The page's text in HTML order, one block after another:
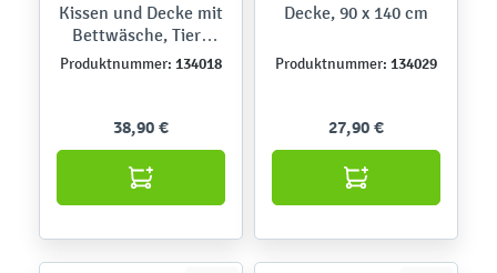
Kissen und Decke mit
Bettwäsche, Tiere
grau-blau
Produktnummer: 134018
38,90 €
Decke, 90 x 140 cm
Produktnummer: 134029
27,90 €